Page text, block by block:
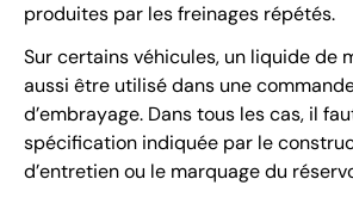
produites par les freinages répétés.
Sur certains véhicules, un liquide de
aussi être utilisé dans une
d’embrayage. Dans tous les cas, il
spécification indiquée par le
d’entretien ou le marquage du